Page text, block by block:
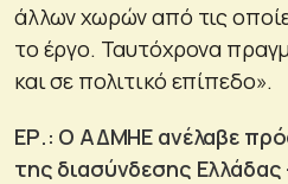
άλλων χωρών από τις
το έργο. Ταυτόχρονα
και σε πολιτικό επίπεδο».
ΕΡ.: Ο ΑΔΜΗΕ ανέλαβε
της διασύνδεσης